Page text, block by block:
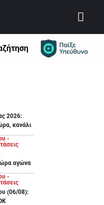
2026:
κανάλι
-
ώρα αγώνα
-
(06/08):